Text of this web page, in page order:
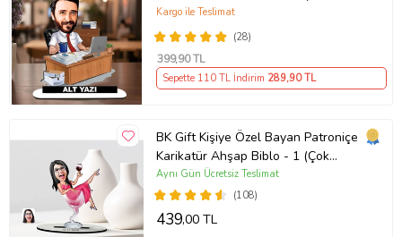
İş Hediyesi, Yöneticiye Özel Hediye
(28)
Kargo ile Teslimat
399,90 TL
Sepette 110 TL İndirim 289,90 TL
BK Gift Kişiye Özel Bayan Patroniçe
Karikatür Ahşap Biblo - 1 (Çok
Renkli)
(108)
Aynı Gün Ücretsiz Teslimat
439,00 TL